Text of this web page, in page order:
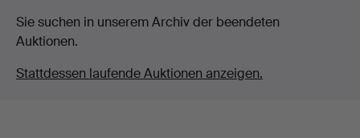
Sie suchen in unserem Archiv der beendeten
Auktionen.
Stattdessen laufende Auktionen anzeigen.